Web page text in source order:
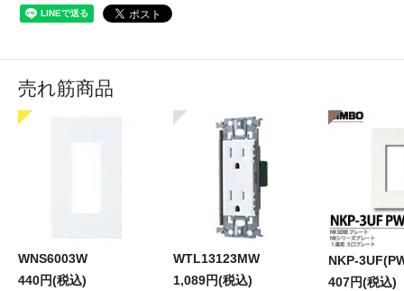
売れ筋商品
WNS6003W
440円(税込)
WTL13123MW
1,089円(税込)
NKP-
407円(税込)